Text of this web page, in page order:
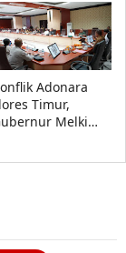
2027-2036
Forum Nasional
2026
Adonara
Timur,
Melki